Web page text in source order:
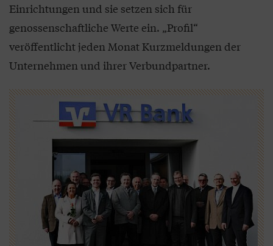
Einrichtungen und sie setzen sich für
genossenschaftliche Werte ein. „Profil“
veröffentlicht jeden Monat Kurzmeldungen der
Unternehmen und ihrer Verbundpartner.